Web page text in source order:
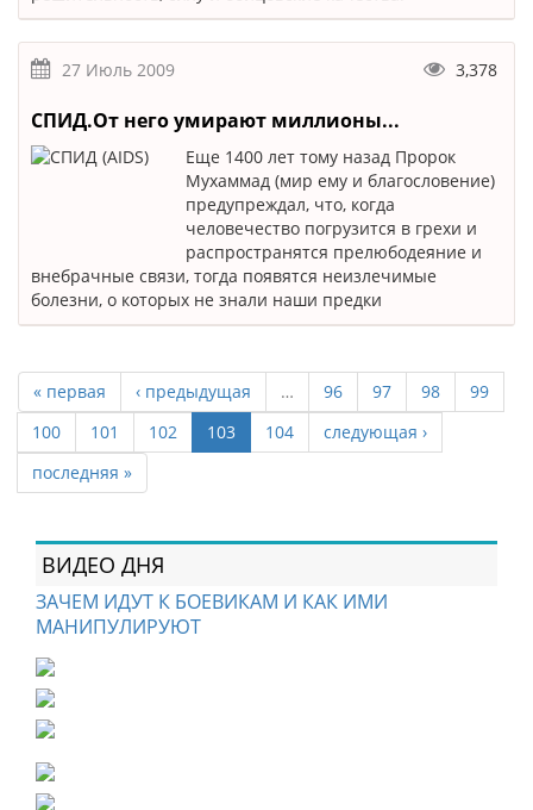
27 Июль 2009 3,378
СПИД.От него умирают миллионы...
Еще 1400 лет тому назад Пророк
Мухаммад (мир ему и благословение)
предупреждал, что, когда
человечество погрузится в грехи и
распространятся прелюбодеяние и
внебрачные связи, тогда появятся неизлечимые
болезни, о которых не знали наши предки
« первая ‹ предыдущая … 96 97 98
99
100
101 102 103 104
следующая ›
последняя »
ВИДЕО ДНЯ
ЗАЧЕМ ИДУТ К БОЕВИКАМ И КАК ИМИ
МАНИПУЛИРУЮТ